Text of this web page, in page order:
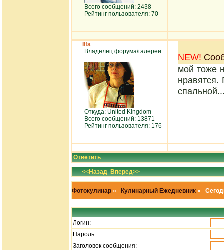
Всего сообщений: 2438
Рейтинг пользователя: 70
Ilfa
Владелец форума/галереи
Откуда: United Kingdom
Всего сообщений: 13871
Рейтинг пользователя: 176
NEW!
мой тоже
Ответить
<<Назад Вперед>>
Фотокулинар » Кулинарный Ежедневник »
Логин:
Пароль:
Заголовок сообщения: